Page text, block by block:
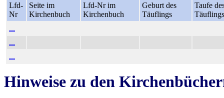
Lfd-
Nr
Seite im
Kirchenbuch
Lfd-Nr im
Kirchenbuch
Geburt des
Täuflings
Taufe
Täuflings
...
...
...
Hinweise zu den